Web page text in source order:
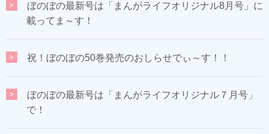
ぼのぼの最新号は「まんがライフオリジナル8月号」に
載ってま～す！
祝！ぼのぼの50巻発売のおしらせでぃ～す！！
ぼのぼの最新号は「まんがライフオリジナル７月号」
で！